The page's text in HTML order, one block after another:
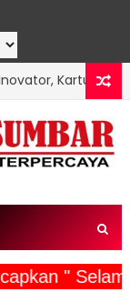
Kesenian Raih